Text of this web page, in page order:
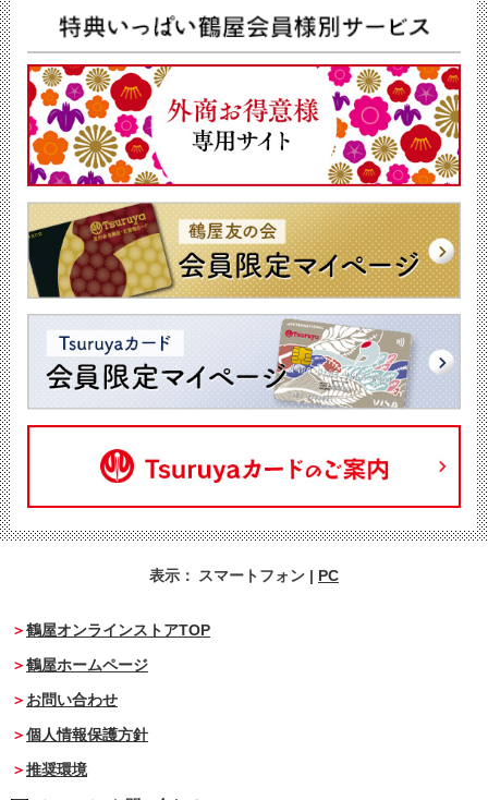
表示： スマートフォン | PC
鶴屋オンラインストアTOP
鶴屋ホームページ
お問い合わせ
個人情報保護方針
推奨環境